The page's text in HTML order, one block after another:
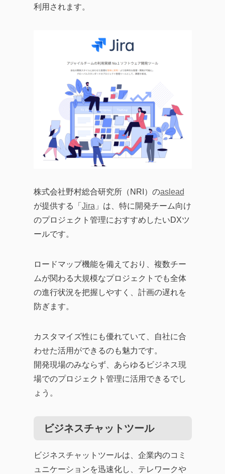
利用されます。
株式会社野村総合研究所（NRI）のaslead
が提供する「 Jira 」は、特に開発チーム向け
のプロジェクト管理におすすめしたいDXツ
ールです。
ロードマップ機能を備えており、複数チー
ムが関わる大規模なプロジェクトでも全体
の進行状況を把握しやすく、計画の遅れを
防ぎます。
カスタマイズ性にも優れていて、自社に合
わせた活用ができるのも魅力です。
開発現場のみならず、あらゆるビジネス現
場でのプロジェクト管理に活用できるでし
ょう。
ビジネスチャットツール
ビジネスチャットツールは、企業内のコミ
ュニケーションを迅速化し、テレワークや